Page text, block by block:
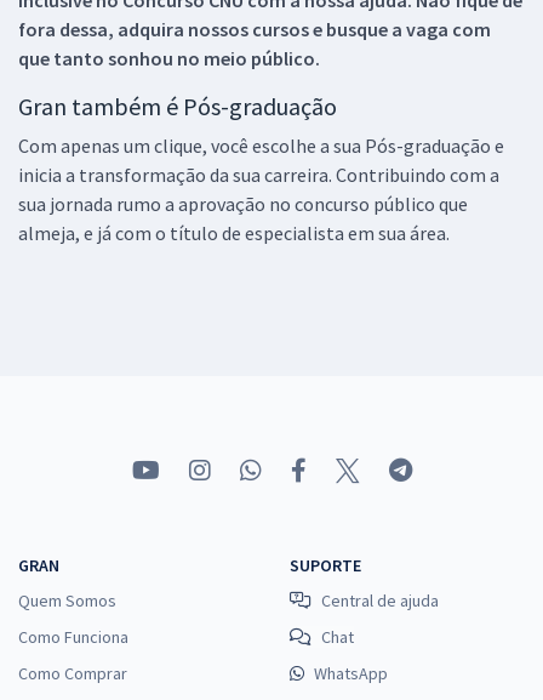
fora dessa, adquira nossos cursos e busque a vaga com
que tanto sonhou no meio público.
Gran também é Pós-graduação
Com apenas um clique, você escolhe a sua Pós-graduação e
inicia a transformação da sua carreira. Contribuindo com a
sua jornada rumo a aprovação no concurso público que
almeja, e já com o título de especialista em sua área.
GRAN
Quem Somos
Como Funciona
Como Comprar
SUPORTE
Central de ajuda
Chat
WhatsApp